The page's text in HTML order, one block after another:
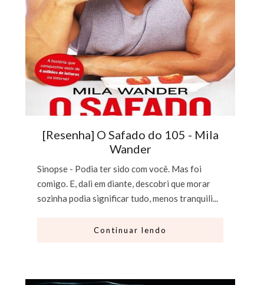
[Resenha] O Safado do 105 - Mila
Wander
Sinopse - Podia ter sido com você. Mas foi
comigo. E, dali em diante, descobri que morar
sozinha podia significar tudo, menos tranquili...
Continuar lendo